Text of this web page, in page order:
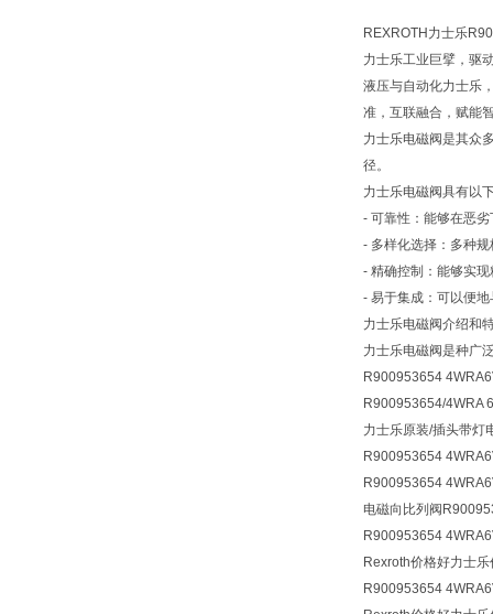
REXROTH力士乐
力士乐工业巨擘，驱
液压与自动化力士乐
准，互联融合，赋能
力士乐电磁阀是其众
径。
力士乐电磁阀具有以
- 可靠性：能够在恶
- 多样化选择：多种
- 精确控制：能够实
- 易于集成：可以便
力士乐电磁阀介绍和
力士乐电磁阀是种广
R900953654
R900953654/4WRA
力士乐原装/插头带灯
R900953654
R900953654
电磁向比列阀
R900953654
Rexroth价格好力士
R900953654